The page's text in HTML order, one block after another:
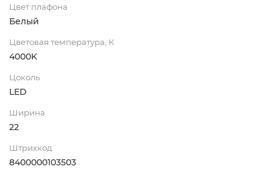
Цвет плафона
Белый
Цветовая температура, К
4000K
Цоколь
LED
Ширина
22
Штрихкод
8400000103503